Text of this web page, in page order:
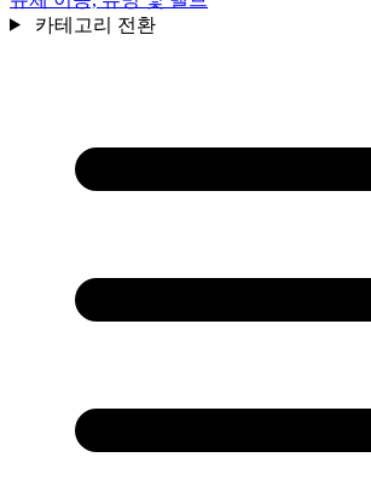
카테고리 전환